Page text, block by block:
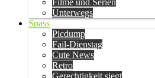
Filme und Serien
Unterwegs
Spass
Picdump
Fail-Dienstag
Cute News
Retro
Gerechtigkeit siegt